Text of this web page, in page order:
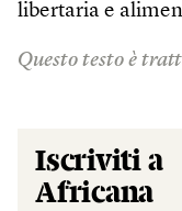
libertaria e
Questo testo è
Iscriviti a
Africana